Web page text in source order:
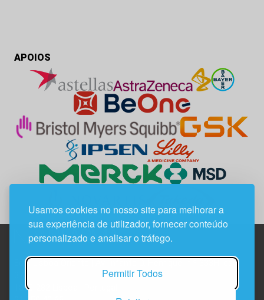
Usamos cookies no nosso site para melhorar a
sua experiência de utilizador, fornecer conteúdo
personalizado e analisar o tráfego.
Permitir Todos
APOIOS
Edif. Lisboa Oriente | Av. Infante D. Henrique, n.º 333H, esc.
1800-282 Lisboa | Portugal